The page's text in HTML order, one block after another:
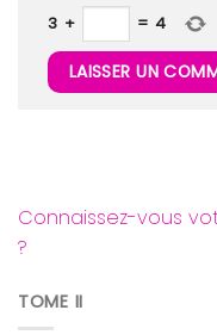
Connaissez-vous
?
TOME II
3 + = 4